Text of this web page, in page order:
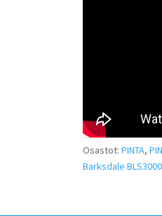
Osastot:PINTA,
Barksdale BLS3000